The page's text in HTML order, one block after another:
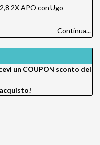
2X APO con Ugo
Continua...
un COUPON sconto del